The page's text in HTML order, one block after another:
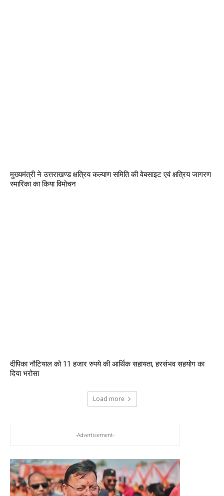
मुख्यमंत्री ने उत्तराखण्ड क्षत्रिय कल्याण समिति की वेबसाइट एवं क्षत्रिय जागरण
स्मारिका का किया विमोचन
दीपिका नौटियाल को 11 हजार रुपये की आर्थिक सहायता, हरसंभव सहयोग का
दिया भरोसा
Load more
-Advertisement-